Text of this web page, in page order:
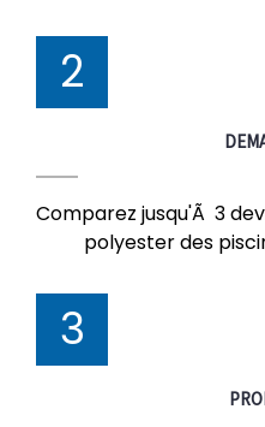
2
Comparez jusqu'Ã 3
polyester des
3